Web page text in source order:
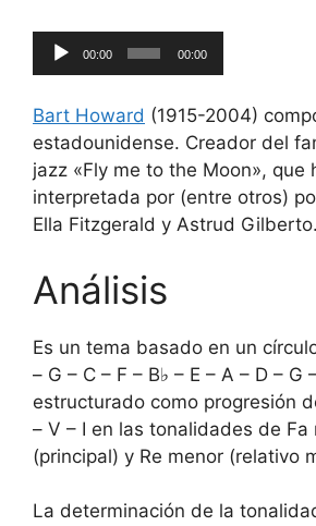
Reproductor
de
00:00 00:00
Bart Howard (1915-2004)
estadounidense. Creador del
jazz «Fly me to the Moon», que
interpretada por (entre otros)
Ella Fitzgerald y Astrud Gilberto.
Análisis
Es un tema basado en un
– G – C – F – B♭ – E – A – D – G
estructurado como progresión
– V – I en las tonalidades de Fa
(principal) y Re menor (relativo
La determinación de la